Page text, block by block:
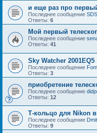
и еще раз про
Последнее сообщение SDS
Ответы: 6
Мой первый
Последнее сообщение
Ответы: 41
Sky Watcher 2001EQ5
Последнее сообщение
Ответы: 3
приобретение
Последнее сообщение
Ответы: 12
Т-кольцо для Nikon
Последнее сообщение
Ответы: 9